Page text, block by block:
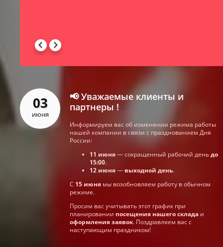
03
июня
📢 Уважаемые клиенты и
партнеры !
Информируем вас об изменении режима работы
нашей компании в связи с празднованием Дня
России:
11 июня— сокращенный рабочий деньдо
15:00.
12 июня— выходной день.
С 15 июня мы возобновляем работу в обычном
режиме.
Просим вас учитывать этот график при
планировании посещения нашего склада и
оформления заявок. Поздравляем вас с
наступающим праздником!